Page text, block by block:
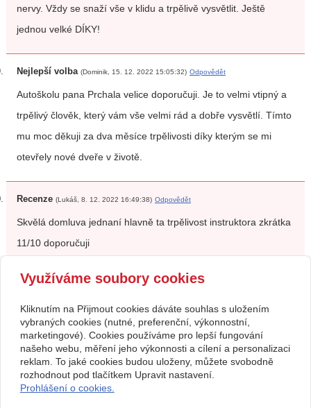
nervy. Vždy se snaží vše v klidu a trpělivě vysvětlit. Ještě
jednou velké DÍKY!
Nejlepší volba (Dominik, 15. 12. 2022 15:05:32) Odpovědět
Autoškolu pana Prchala velice doporučuji. Je to velmi vtipný a
trpělivý člověk, který vám vše velmi rád a dobře vysvětlí. Tímto
mu moc děkuji za dva měsíce trpělivosti díky kterým se mi
otevřely nové dveře v životě.
Recenze (Lukáš, 8. 12. 2022 16:49:38) Odpovědět
Skvělá domluva jednaní hlavně ta trpělivost instruktora zkrátka
11/10 doporučuji
předchozí 1|2| 3| 4
Kontakt
Rostislav Prchal
U Vodičků 525, Soběslav
608 522 116
rostaprchal@gmail.com
www.autoskola-prchal.cz
Facebook
Provozovna: Jiráskova 407,
Využíváme soubory cookies
Kliknutím na Přijmout cookies dáváte souhlas s uložením
vybraných cookies (nutné, preferenční, výkonnostní,
marketingové). Cookies používáme pro lepší fungování
našeho webu, měření jeho výkonnosti a cílení a personalizaci
reklam. To jaké cookies budou uloženy, můžete svobodně
rozhodnout pod tlačítkem Upravit nastavení.
Prohlášení o cookies.